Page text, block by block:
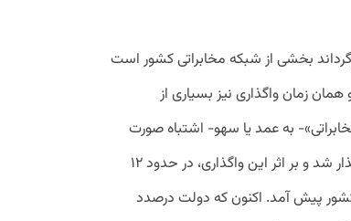
بخشی از شبکه مخابراتی کشور است
زمان واگذاری نیز بسیاری از
به عمد یا سهو- اشتباه صورت
گرفته است؛ اما به هر ترتیب این زیرساخت‌ها واگذار شد و بر اثر این واگذاری، در حدود ۱۲
پیش آمد. اکنون که دولت درصدد